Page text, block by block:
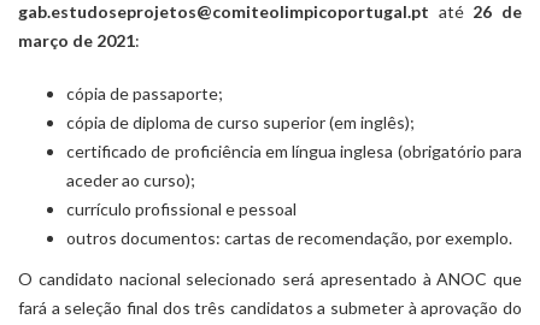
gab.estudoseprojetos@comiteolimpicoportugal.pt até 26 de
março de 2021:
cópia de passaporte;
cópia de diploma de curso superior (em inglês);
certificado de proficiência em língua inglesa (obrigatório para
aceder ao curso);
currículo profissional e pessoal
outros documentos: cartas de recomendação, por exemplo.
O candidato nacional selecionado será apresentado à ANOC que
fará a seleção final dos três candidatos a submeter à aprovação do